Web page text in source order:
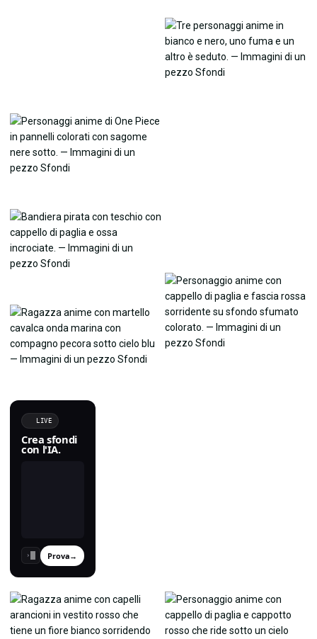
LIVE
Crea sfondi
con l'IA.
› Prova